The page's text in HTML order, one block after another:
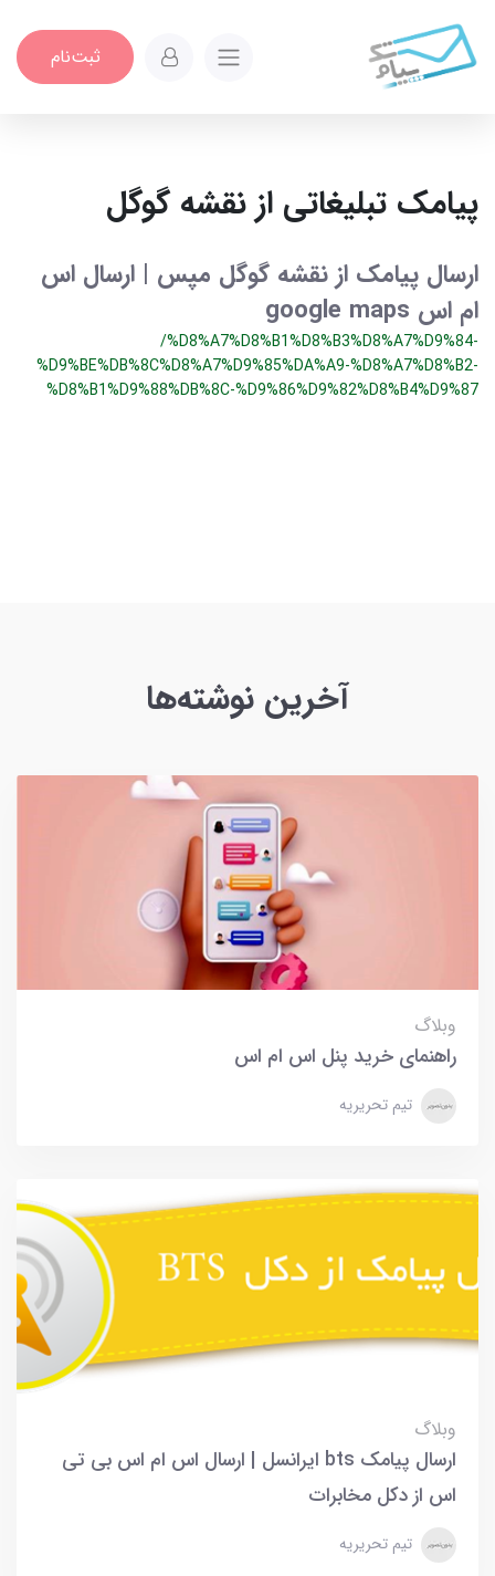
ثبت‌نام
پیامک تبلیغاتی از نقشه گوگل
ارسال پیامک از نقشه گوگل مپس | ارسال اس
ام اس google maps
/%D8%A7%D8%B1%D8%B3%D8%A7%D9%84-
%D9%BE%DB%8C%D8%A7%D9%85%DA%A9-%D8%A7%D8%B2-
%D8%B1%D9%88%DB%8C-%D9%86%D9%82%D8%B4%D9%87
آخرین نوشته‌ها
وبلاگ
راهنمای خرید پنل اس ام اس
تیم تحریریه
وبلاگ
ارسال پیامک bts ایرانسل | ارسال اس ام اس بی تی
اس از دکل مخابرات
تیم تحریریه